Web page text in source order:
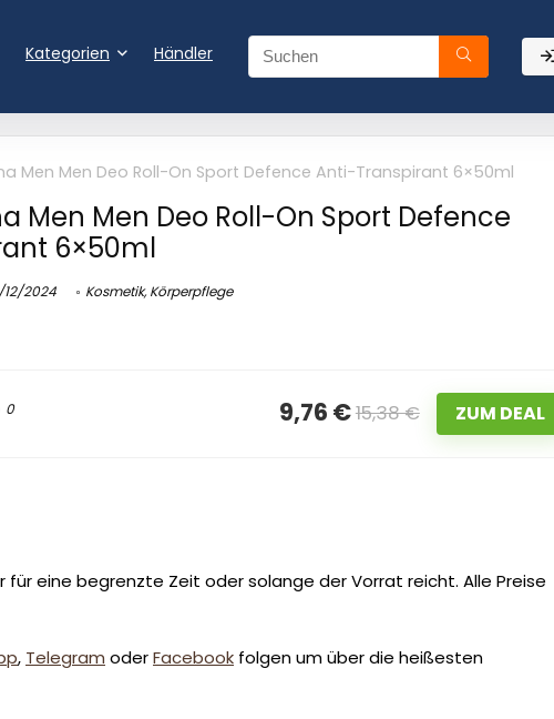
Kategorien Händler
Men Men Deo Roll-On Sport Defence Anti-Transpirant 6×50ml
Men Men Deo Roll-On Sport Defence
6×50ml
2024 Kosmetik, Körperpflege
0 9,76 €15,38 € ZUM DEAL
eine begrenzte Zeit oder solange der Vorrat reicht. Alle Preise
, Telegram oderFacebook folgen um über die heißesten